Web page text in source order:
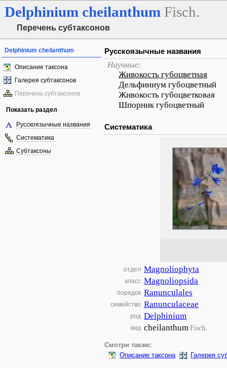
Delphinium cheilanthum Fisch.
Перечень субтаксонов
Delphinium cheilanthum
Описание таксона
Галерея субтаксонов
Перечень субтаксонов
Показать раздел
Русскоязычные названия
Систематика
Субтаксоны
Русскоязычные названия
Научные:
Живокость губоцветная
Дельфиниум губоцветный
Живокость губоцветковая
Шпорник губоцветный
Систематика
отдел Magnoliophyta
класс Magnoliopsida
порядок Ranunculales
семейство Ranunculaceae
род Delphinium
вид cheilanthumFisch.
Смотри также:
Описание таксона
Галерея